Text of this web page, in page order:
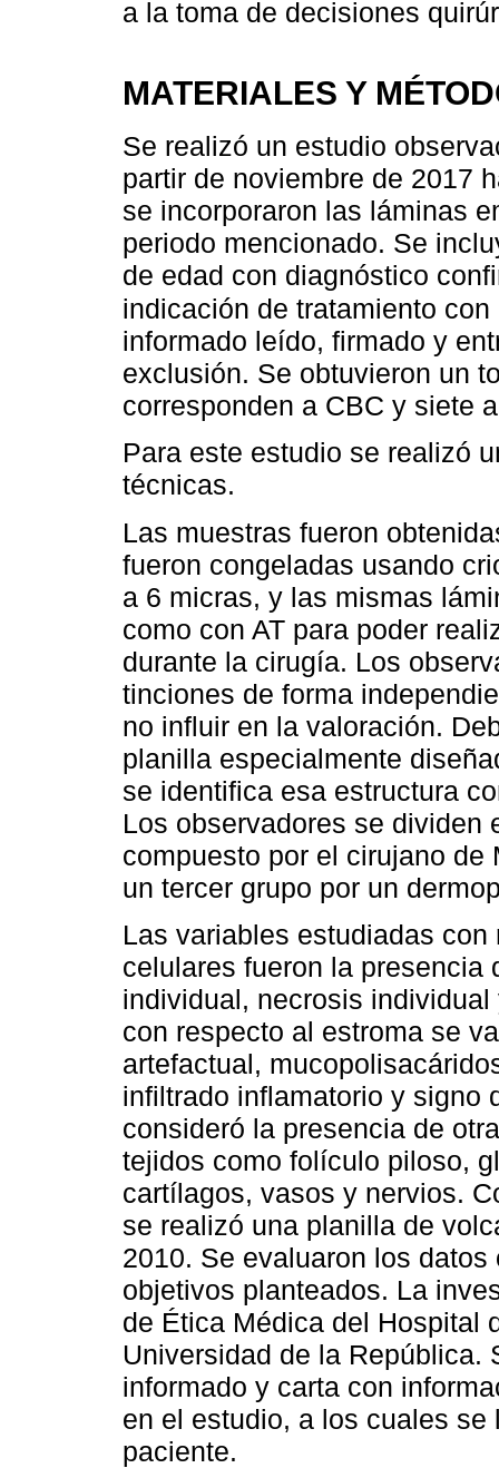
a la toma de decisiones
MATERIALES Y
Se realizó un estudio
partir de noviembre de 2017
se incorporaron las láminas
periodo mencionado. Se
de edad con diagnóstico
indicación de tratamiento con
informado leído, firmado y
exclusión. Se obtuvieron un
corresponden a CBC y siete
Para este estudio se realizó
técnicas.
Las muestras fueron
fueron congeladas usando
a 6 micras, y las mismas
como con AT para poder
durante la cirugía. Los
tinciones de forma
no influir en la valoración.
planilla especialmente
se identifica esa estructura
Los observadores se dividen
compuesto por el cirujano de
un tercer grupo por un
Las variables estudiadas
celulares fueron la presencia
individual, necrosis
con respecto al estroma se
artefactual,
infiltrado inflamatorio y signo
consideró la presencia de
tejidos como folículo piloso,
cartílagos, vasos y nervios.
se realizó una planilla de
2010. Se evaluaron los
objetivos planteados. La
de Ética Médica del Hospital
Universidad de la República.
informado y carta con
en el estudio, a los cuales
paciente.